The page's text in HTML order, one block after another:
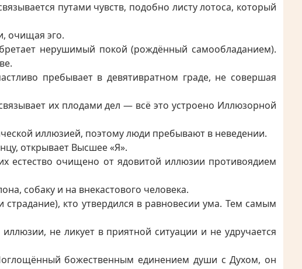
путами чувств, подобно листу лотоса, который
очищая эго.
нерушимый покой (рождённый самообладанием).
пребывает в девятивратном граде, не совершая
их плодами дел — всё это устроено Иллюзорной
иллюзией, поэтому люди пребывают в неведении.
открывает Высшее «Я».
естество очищено от ядовитой иллюзии противоядием
собаку и на внекастового человека.
кто утвердился в равновесии ума. Тем самым
не ликует в приятной ситуации и не удручается
божественным единением души с Духом, он